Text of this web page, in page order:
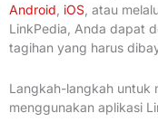
Android iOS , atau
LinkPedia, Anda dapat
tagihan yang harus
Langkah-langkah untuk
menggunakan aplikasi